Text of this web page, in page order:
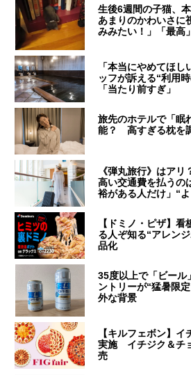
生後6週間の子猫、
あまりのかわいさに
みみたい！」「最高」
「本当にやめてほ
ッフが訴える“利用
「当たり前すぎ」
旅先のホテルで「眠
能？ 高すぎる枕を
《弾丸旅行》はア
高い交通費を払うの
裕がある人だけ」“
【ドミノ・ピザ】
る人ぞ知る“アレン
品化
35度以上で「ビー
ントリーが“猛暑限
外な背景
【キルフェボン】イ
実施 イチジク＆チ
売